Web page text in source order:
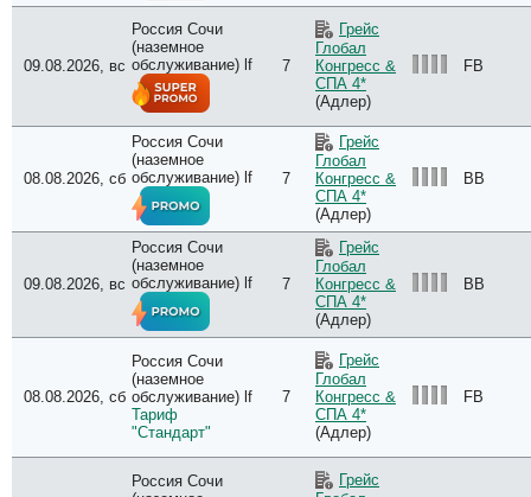
09.08.2026, вс
Россия Сочи
(наземное
обслуживание) lf
7
Грейс
Глобал
Конгресс &
СПА 4*
(Адлер)
FB
08.08.2026, сб
Россия Сочи
(наземное
обслуживание) lf
7
Грейс
Глобал
Конгресс &
СПА 4*
(Адлер)
BB
09.08.2026, вс
Россия Сочи
(наземное
обслуживание) lf
7
Грейс
Глобал
Конгресс &
СПА 4*
(Адлер)
BB
08.08.2026, сб
Россия Сочи
(наземное
обслуживание) lf
Тариф
"Стандарт"
7
Грейс
Глобал
Конгресс &
СПА 4*
(Адлер)
FB
Россия Сочи
Грейс